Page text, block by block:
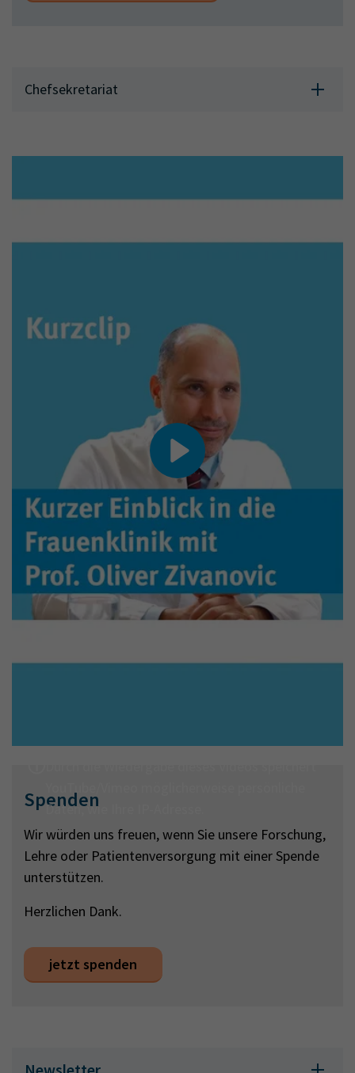
Chefsekretariat
Daten, wie Ihre IP-Adresse.
Spenden
Wir würden uns freuen, wenn Sie unsere Forschung,
Lehre oder Patientenversorgung mit einer Spende
unterstützen.
Herzlichen Dank.
jetzt spenden